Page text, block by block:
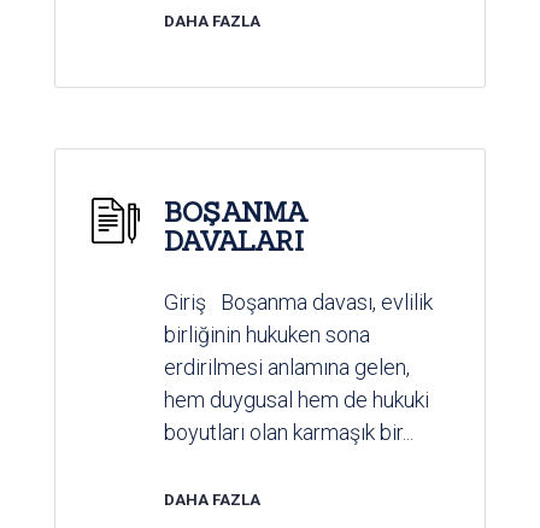
DAHA FAZLA
BOŞANMA
DAVALARI
Giriş Boşanma davası, evlilik
birliğinin hukuken sona
erdirilmesi anlamına gelen,
hem duygusal hem de hukuki
boyutları olan karmaşık bir...
DAHA FAZLA